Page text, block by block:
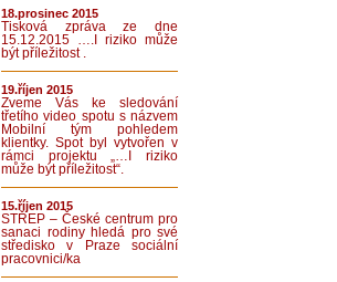
18.prosinec 2015
Tisková zpráva ze dne
15.12.2015 ….I riziko může
být příležitost .
19.říjen 2015
Zveme Vás ke sledování
třetího video spotu s názvem
Mobilní tým pohledem
klientky. Spot byl vytvořen v
rámci projektu „…I riziko
může být příležitost“.
15.říjen 2015
STŘEP – České centrum pro
sanaci rodiny hledá pro své
středisko v Praze sociální
pracovnici/ka